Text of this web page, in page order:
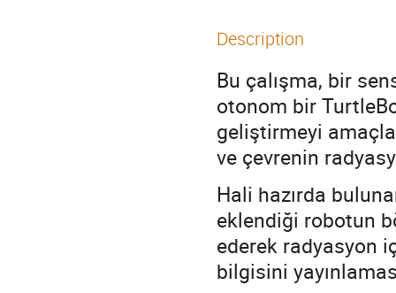
Description
Bu çalışma, bir
otonom bir
geliştirmeyi
ve çevrenin
Hali hazırda
eklendiği robotun
ederek radyasyon
bilgisini